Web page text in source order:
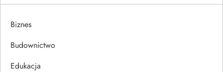
a
c
Biznes
Budownictwo
Edukacja